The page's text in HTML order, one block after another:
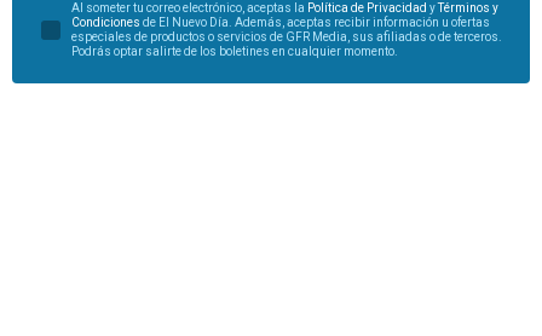
Al someter tu correo electrónico, aceptas la Política de Privacidad yTérminos y
Condiciones de El Nuevo Día. Además, aceptas recibir información u ofertas
especiales de productos o servicios de GFR Media, sus afiliadas o de terceros.
Podrás optar salirte de los boletines en cualquier momento.